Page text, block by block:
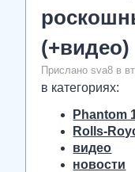
(+видео)
Прислано sva8 в
в категориях:
Phantom
Rolls-
видео
новости